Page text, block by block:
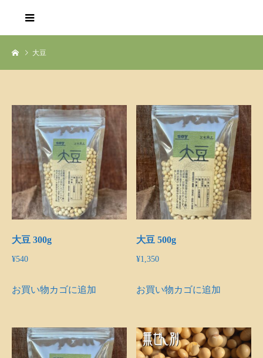
大豆
大豆 300g
¥540
お買い物カゴに追加
大豆 500g
¥1,350
お買い物カゴに追加